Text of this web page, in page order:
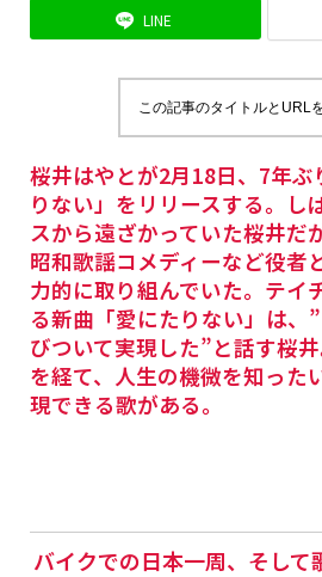
LINE
この記事のタイトルとURL
桜井はやとが2月18日、7年ぶ
りない」をリリースする。し
スから遠ざかっていた桜井だ
昭和歌謡コメディーなど役者
力的に取り組んでいた。テイ
る新曲「愛にたりない」は、
びついて実現した”と話す桜
を経て、人生の機微を知った
現できる歌がある。
バイクでの日本一周、そして